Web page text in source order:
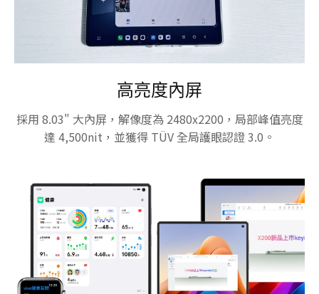
高亮度內屏
採用 8.03" 大內屏，解像度為 2480x2200，局部峰值亮度
達 4,500nit，並獲得 TÜV 全局護眼認證 3.0。